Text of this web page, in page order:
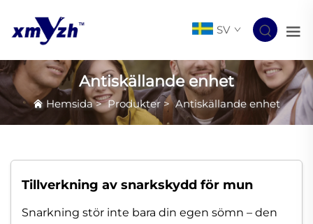
SV
Antiskällande enhet
Hemsida>Produkter>Antiskällande enhet
Tillverkning av snarkskydd för mun
Snarkning stör inte bara din egen sömn – den